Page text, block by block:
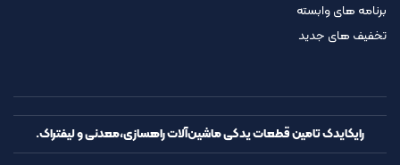
برنامه های وابسته
تخفیف های جدید
رایکایدک تامین قطعات یدکی ماشین‌آلات راهسازی،معدنی و لیفتراک.